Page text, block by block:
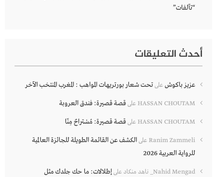
“تآلفات”
أحدث التعليقات
عزيز باكوش علىتحت شعار بورتريهات المواهب : المغرب المنتخب الآخر
HASSAN CHOUTAM علىقصة قصيرة: فندق العروبة
HASSAN CHOUTAM علىقصة قصيرة: مُسْتراحٌ مِنّا
Ranim Zammeli علىالكشف عن القائمة الطويلة للجائزة العالمية
للرواية العربية 2026
Nahid Mengad_ ناهد منكاد علىإطلالات: ما حك جلدك مثل